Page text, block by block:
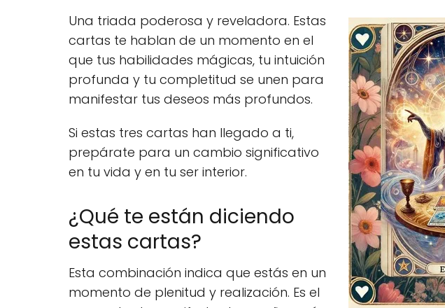
Una triada poderosa y reveladora. Estas
cartas te hablan de un momento en el
que tus habilidades mágicas, tu intuición
profunda y tu completitud se unen para
manifestar tus deseos más profundos.
Si estas tres cartas han llegado a ti,
prepárate para un cambio significativo
en tu vida y en tu ser interior.
¿Qué te están diciendo
estas cartas?
Esta combinación indica que estás en un
momento de plenitud y realización. Es el